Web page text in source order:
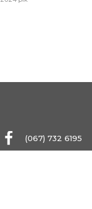
(067) 732 6195